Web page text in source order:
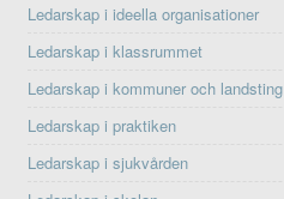
Ledarskap i ideella organisationer
Ledarskap i klassrummet
Ledarskap i kommuner och landsting
Ledarskap i praktiken
Ledarskap i sjukvården